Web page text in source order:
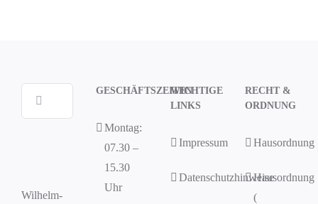
Wilhelm-
GESCHÄFTSZEITEN
Montag:
07.30 –
15.30
Uhr
WICHTIGE
LINKS
Impressum
Datenschutzhinweise
RECHT &
ORDNUNG
Hausordnung
Hausordnung
(